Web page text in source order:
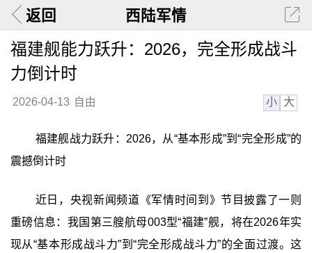
返回 西陆军情
福建舰能力跃升：2026，完全形成战斗
力倒计时
2026-04-13 自由 小 大
福建舰战力跃升：2026，从“基本形成”到“完全形成”的
震撼倒计时
近日，央视新闻频道《军情时间到》节目披露了一则
重磅信息：我国第三艘航母003型“福建”舰，将在2026年实
现从“基本形成战斗力”到“完全形成战斗力”的全面过渡。这